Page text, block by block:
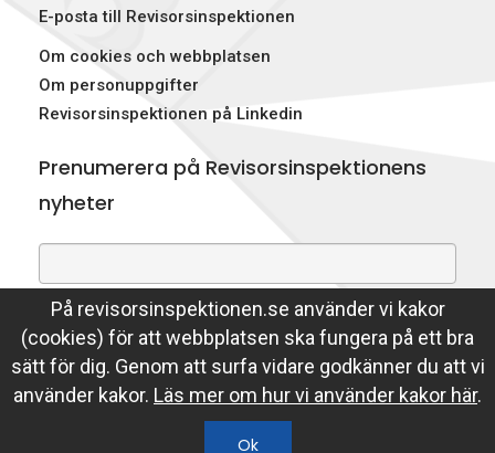
På revisorsinspektionen.se använder vi kakor
(cookies) för att webbplatsen ska fungera på ett bra
sätt för dig. Genom att surfa vidare godkänner du att vi
använder kakor. Läs mer om hur vi använder kakor här.
E-posta till Revisorsinspektionen
Om cookies och webbplatsen
Om personuppgifter
Revisorsinspektionen på Linkedin
Prenumerera på Revisorsinspektionens
nyheter
Genom att prenumerera på nyheter godkänner du att
Revisorsinspektionen lagrar din e-postadress.
Läs mer